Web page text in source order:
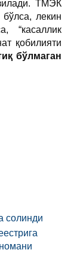
ТМЭК
лекин
“касаллик
қобилияти
қбўлмаган
солинди